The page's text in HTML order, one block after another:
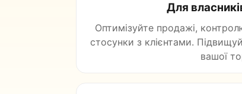
Для
Оптимізуйте продажі,
стосунки з клієнтами.
вашої